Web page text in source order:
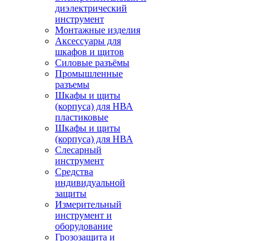
диэлектрический
инструмент
Монтажные изделия
Аксессуары для
шкафов и щитов
Силовые разъёмы
Промышленные
разъемы
Шкафы и щиты
(корпуса) для НВА
пластиковые
Шкафы и щиты
(корпуса) для НВА
Слесарный
инструмент
Средства
индивидуальной
защиты
Измерительный
инструмент и
оборудование
Грозозащита и